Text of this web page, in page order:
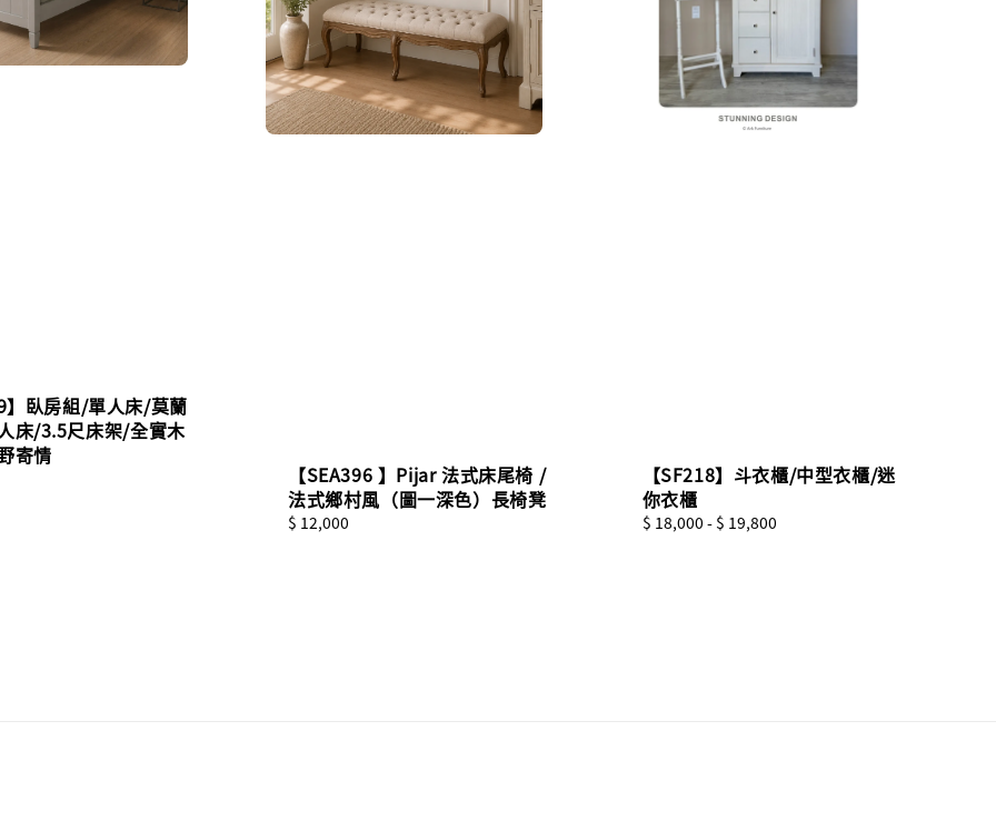
】臥房組/單人床/莫蘭
床/3.5尺床架/全實木
寄情
【SEA396 】Pijar 法式床尾椅 /
法式鄉村風（圖一深色）長椅凳
Regular
$ 12,000
【SF218】斗衣櫃/中型衣櫃/迷
你衣櫃
Regular
$ 18,000 - $ 19,800